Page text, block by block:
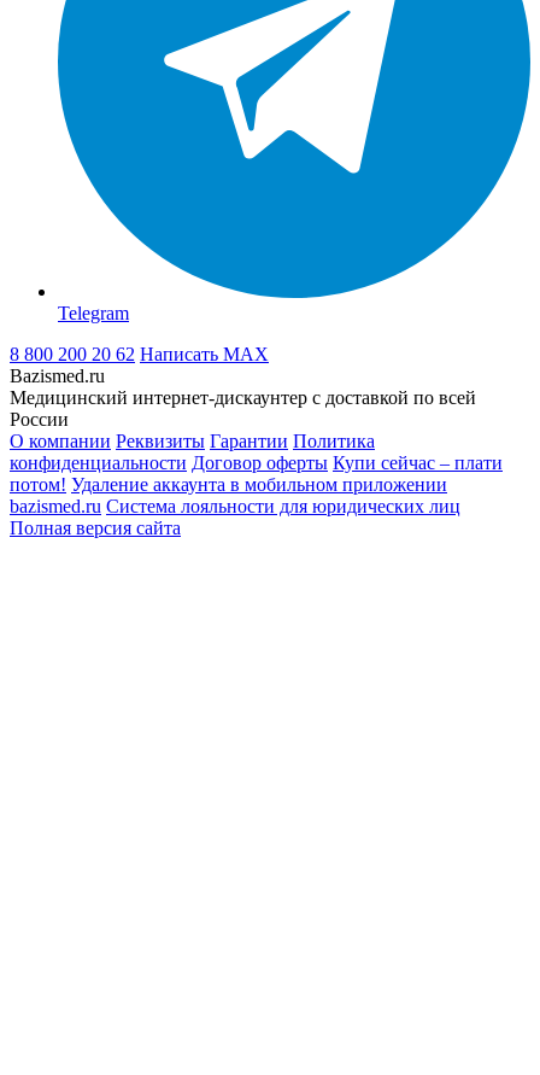
Telegram
8 800 200 20 62 Написать MAX
Bazismed.ru
Медицинский интернет-дискаунтер с доставкой по всей
России
О компании Реквизиты Гарантии Политика
конфиденциальности Договор оферты Купи сейчас – плати
потом! Удаление аккаунта в мобильном приложении
bazismed.ru Система лояльности для юридических лиц
Полная версия сайта